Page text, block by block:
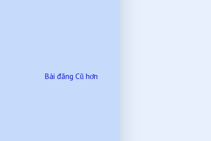
Bài đăng Cũ hơn